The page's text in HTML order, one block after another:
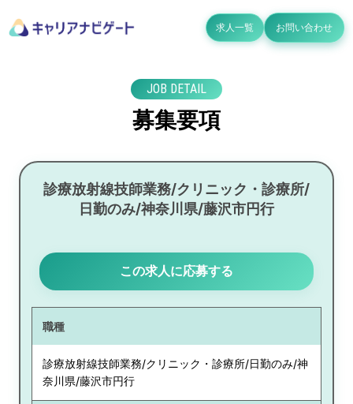
求人一覧 お問い合わせ
JOB DETAIL
募集要項
診療放射線技師業務/クリニック・診療所/
日勤のみ/神奈川県/藤沢市円行
この求人に応募する
職種
診療放射線技師業務/クリニック・診療所/日勤のみ/神
奈川県/藤沢市円行